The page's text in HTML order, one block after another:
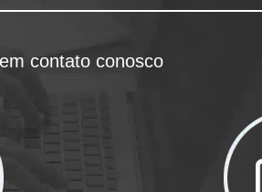
contato conosco